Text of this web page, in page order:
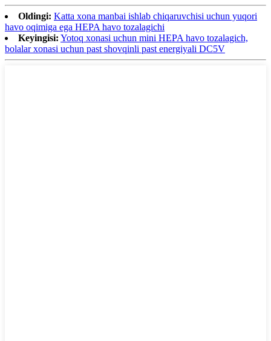
Oldingi: Katta xona manbai ishlab chiqaruvchisi uchun yuqori
havo oqimiga ega HEPA havo tozalagichi
Keyingisi: Yotoq xonasi uchun mini HEPA havo tozalagich,
bolalar xonasi uchun past shovqinli past energiyali DC5V